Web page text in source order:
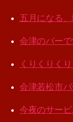
五月になる
会津のバー
くりくりく
会津若松市バ
今夜のサービ